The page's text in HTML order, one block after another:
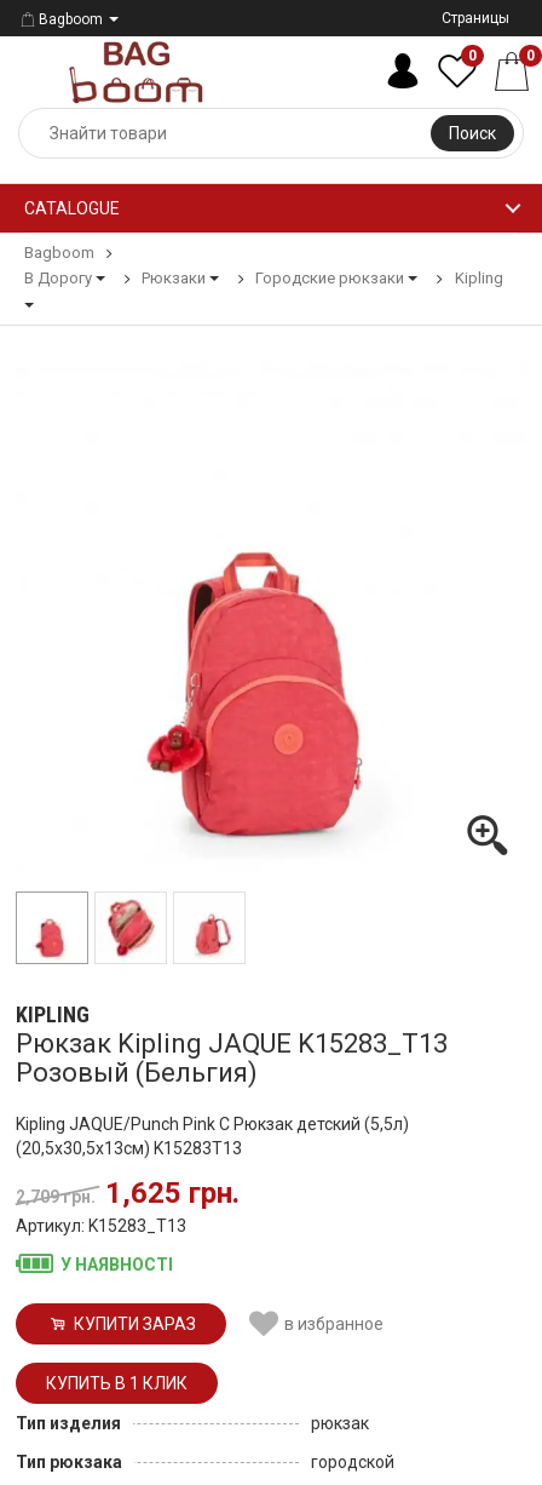
Bagboom Страницы
Поиск
0 0
CATALOGUE
Bagboom
В Дорогу
Рюкзаки Городские рюкзаки Kipling
KIPLING
Рюкзак Kipling JAQUE K15283_T13
Розовый (Бельгия)
Kipling JAQUE/Punch Pink C Рюкзак детский (5,5л)
(20,5x30,5x13см) K15283T13
2,709 грн. 1,625 грн.
Артикул: K15283_T13
У НАЯВНОСТІ
КУПИТИ ЗАРАЗ в избранное
Тип изделия
рюкзак
Тип рюкзака
городской